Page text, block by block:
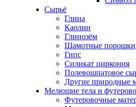
Сырьё
Глина
Каолин
Глинозём
Шамотные порошки
Гипс
Силикат циркония
Полевошпатовое
Другие природные
Мелющие тела и
Футеровочные